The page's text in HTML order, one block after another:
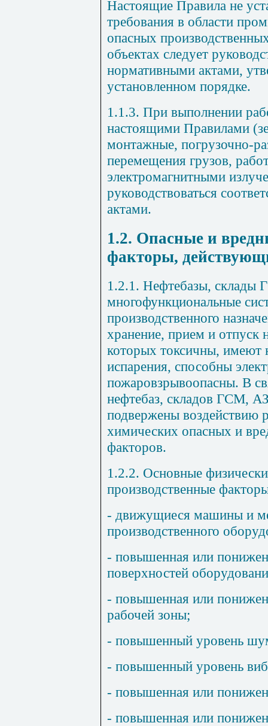
Настоящие Правила не
требования в области
опасных
объектах следует
нормативными актами,
установленном порядке.
1.1.3. При выполнении
настоящими Правилами
монтажные, погрузочно-
перемещения грузов,
электромагнитными
руководствоваться
актами.
1.2. Опасные и
факторы,
1.2.1. Нефтебазы,
многофункциональные
производственного
хранение, прием и отпуск
которых токсичны, имеют
испарения, способны
пожаровзрывоопасны. В
нефтебаз, складов ГСМ,
подвержены воздействию
химических опасных и
факторов.
1.2.2. Основные
производственные
- движущиеся машины и
производственного
- повышенная или
поверхностей
- повышенная или
рабочей зоны;
- повышенный уровень
- повышенный уровень
- повышенная или
- повышенная или